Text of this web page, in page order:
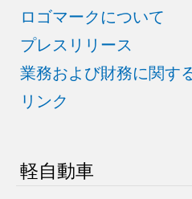
ロゴマークについて
プレスリリース
業務および財務に関す
リンク
軽自動車